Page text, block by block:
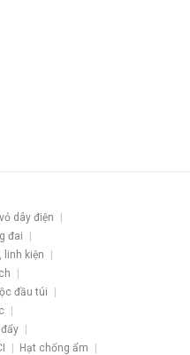
dây điện
đai
linh kiện
đầu túi
Hạt chống ẩm